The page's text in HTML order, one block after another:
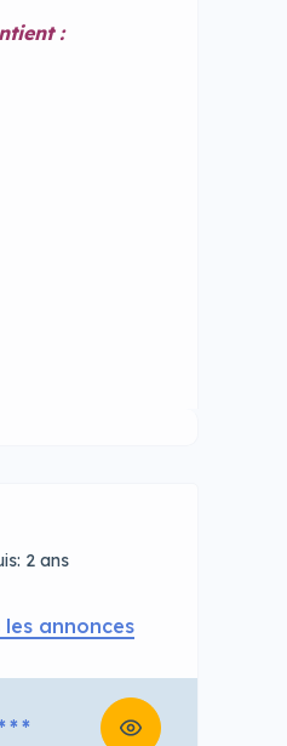
:
2 ans
annonces
* *